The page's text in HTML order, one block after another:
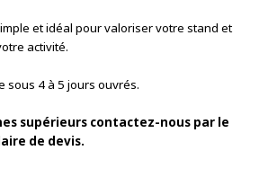
et idéal pour valoriser votre stand et
activité.
sous 4 à 5 jours ouvrés.
supérieurs contactez-nous par le
de devis.